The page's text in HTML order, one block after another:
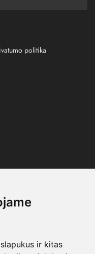
ir kitas
politika